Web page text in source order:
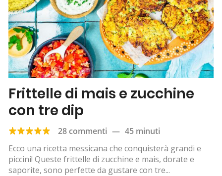
Frittelle di mais e zucchine
con tre dip
28 commenti — 45 minuti
Ecco una ricetta messicana che conquisterà grandi e
piccini! Queste frittelle di zucchine e mais, dorate e
saporite, sono perfette da gustare con tre...